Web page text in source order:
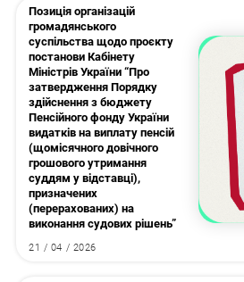
Позиція організацій
громадянського
суспільства щодо проєкту
постанови Кабінету
Міністрів України “Про
затвердження Порядку
здійснення з бюджету
Пенсійного фонду України
видатків на виплату пенсій
(щомісячного довічного
грошового утримання
суддям у відставці),
призначених
(перерахованих) на
виконання судових рішень”
21 / 04 / 2026